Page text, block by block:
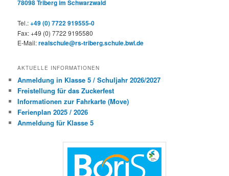
78098 Triberg im Schwarzwald
Tel.:+49 (0) 7722 919555-0
Fax: +49 (0) 7722 9195580
E-Mail:realschule@rs-triberg.schule.bwl.de
AKTUELLE INFORMATIONEN
Anmeldung in Klasse 5 / Schuljahr 2026/2027
Freistellung für das Zuckerfest
Informationen zur Fahrkarte (Move)
Ferienplan 2025 / 2026
Anmeldung für Klasse 5